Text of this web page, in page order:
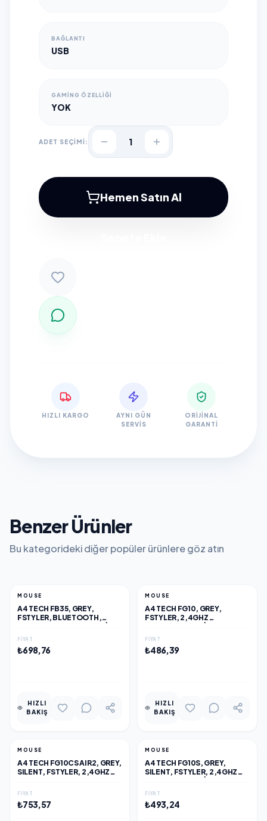
BAĞLANTI
USB
GAMING ÖZELLIĞI
YOK
ADET SEÇİMİ: 1
Hemen Satın Al
HIZLI KARGO
AYNI GÜN
SERVIS
ORIJINAL
GARANTI
Benzer Ürünler
Bu kategorideki diğer popüler ürünlere göz atın
MOUSE
A4 TECH FB35, GREY,
FSTYLER, BLUETOOTH,
MOUSE, 10-15METRE, 6
FIYAT
₺698,76
HIZLI
BAKIŞ
MOUSE
A4 TECH FG10, GREY,
FSTYLER, 2,4GHZ
10-15METRE, 4 BUTON,
FIYAT
₺486,39
HIZLI
BAKIŞ
MOUSE
A4 TECH FG10CS AIR2, GREY,
SILENT, FSTYLER, 2,4GHZ
EDILEBILIR, OPTIK MOUSE,
NANO ALICI
FIYAT
₺753,57
MOUSE
A4 TECH FG10S, GREY,
SILENT, FSTYLER, 2,4GHZ
10-15METRE, 4 BUTON,
FIYAT
₺493,24